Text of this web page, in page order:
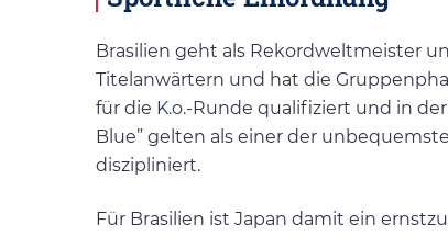
Brasilien geht als Rekordweltmeister
Titelanwärtern und hat die
für die K.o.-Runde qualifiziert und in
Blue” gelten als einer der
diszipliniert.
Für Brasilien ist Japan damit ein